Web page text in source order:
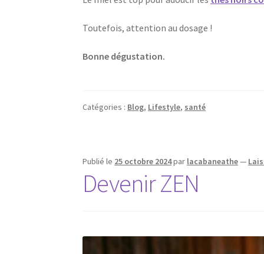
Toutefois, attention au dosage !
Bonne dégustation.
Catégories : Blog, Lifestyle, santé
Publié le 25 octobre 2024par lacabaneathe—
Devenir ZEN